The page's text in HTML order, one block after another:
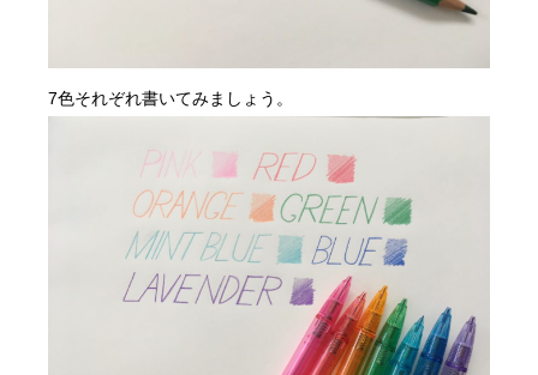
7色それぞれ書いてみましょう。